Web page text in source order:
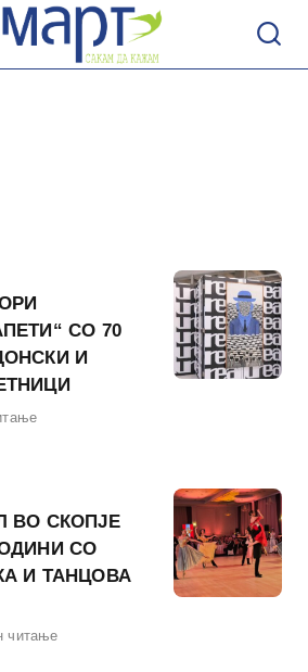
СО 70
И
ВО СКОПЈЕ
СО
И ТАНЦОВА
читање